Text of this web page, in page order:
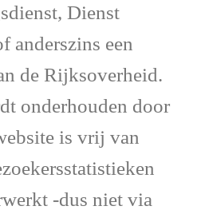
Dienst
een
de Rijksoverheid.
onderhouden door
is vrij van
-dus niet via